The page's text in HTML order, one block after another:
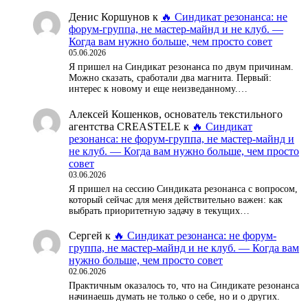
Денис Коршунов к 🔥 Синдикат резонанса: не
форум-группа, не мастер-майнд и не клуб. —
Когда вам нужно больше, чем просто совет
05.06.2026
Я пришел на Синдикат резонанса по двум причинам.
Можно сказать, сработали два магнита. Первый:
интерес к новому и еще неизведанному.…
Алексей Кошенков, основатель текстильного
агентства CREASTELE к 🔥 Синдикат
резонанса: не форум-группа, не мастер-майнд и
не клуб. — Когда вам нужно больше, чем просто
совет
03.06.2026
Я пришел на сессию Синдиката резонанса с вопросом,
который сейчас для меня действительно важен: как
выбрать приоритетную задачу в текущих…
Сергей к 🔥 Синдикат резонанса: не форум-
группа, не мастер-майнд и не клуб. — Когда вам
нужно больше, чем просто совет
02.06.2026
Практичным оказалось то, что на Синдикате резонанса
начинаешь думать не только о себе, но и о других.